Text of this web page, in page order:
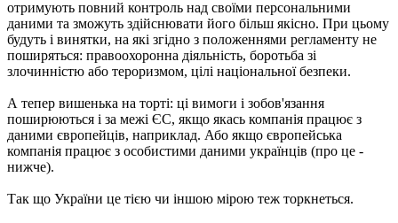
отримують повний контроль над своїми персональними
даними та зможуть здійснювати його більш якісно. При цьому
будуть і винятки, на які згідно з положеннями регламенту не
поширяться: правоохоронна діяльність, боротьба зі
злочинністю або тероризмом, цілі національної безпеки.
А тепер вишенька на торті: ці вимоги і зобов'язання
поширюються і за межі ЄС, якщо якась компанія працює з
даними європейців, наприклад. Або якщо європейська
компанія працює з особистими даними українців (про це -
нижче).
Так що України це тією чи іншою мірою теж торкнеться.